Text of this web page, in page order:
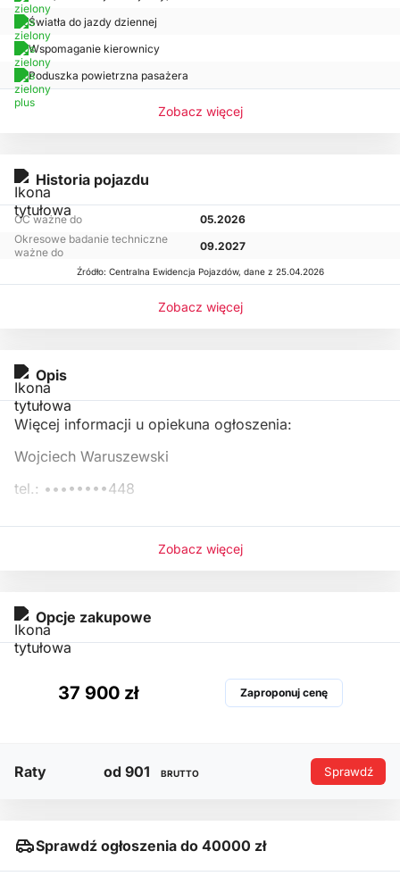
Światła do jazdy dziennej
Wspomaganie kierownicy
Poduszka powietrzna pasażera
Zobacz więcej
Historia pojazdu
OC ważne do
05.2026
Okresowe badanie techniczne
ważne do
09.2027
Źródło: Centralna Ewidencja Pojazdów, dane z 25.04.2026
Zobacz więcej
Opis
Więcej informacji u opiekuna ogłoszenia:
Wojciech Waruszewski
tel.: ••••••••448
Zobacz więcej
Opcje zakupowe
37 900 zł Zaproponuj cenę
Raty od 901 BRUTTO Sprawdź
Sprawdź ogłoszenia do 40000 zł